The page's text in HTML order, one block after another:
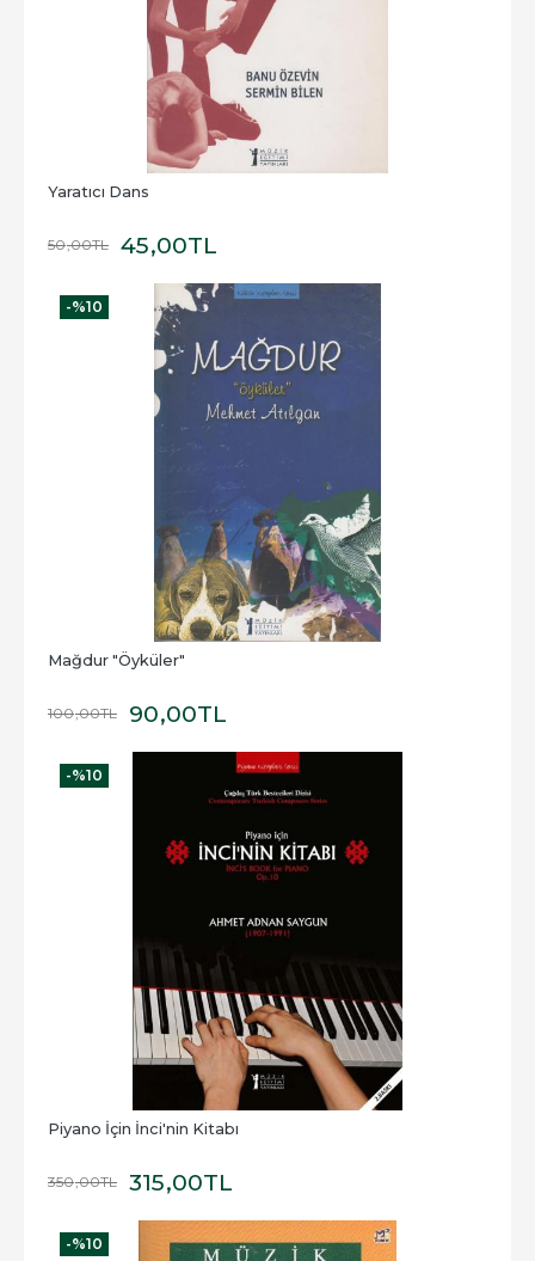
Yaratıcı Dans
50,00TL 45,00TL
-%10
Mağdur "Öyküler"
100,00TL 90,00TL
-%10
Piyano İçin İnci'nin Kitabı
350,00TL 315,00TL
-%10